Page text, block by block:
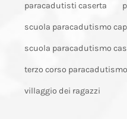
paracadutisti caserta
scuola paracadutismo
scuola paracadutismo
terzo corso
villaggio dei ragazzi